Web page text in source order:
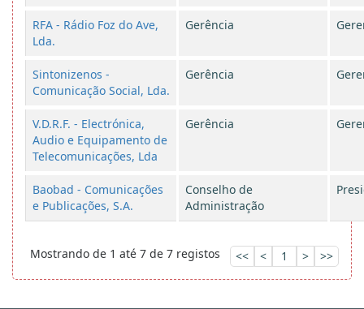
RFA - Rádio Foz do Ave,
Lda.
Gerência
Sintonizenos -
Comunicação Social, Lda.
Gerência
V.D.R.F. - Electrónica,
Audio e Equipamento de
Telecomunicações, Lda
Gerência
Baobad - Comunicações
e Publicações, S.A.
Conselho de
Administração
Mostrando de 1 até 7 de 7 registos << < 1 > >>